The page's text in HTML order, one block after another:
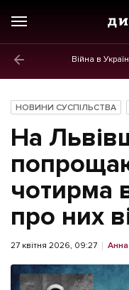
Війна в
Новини
Політика
Економіка
Бізнес
Життя
Культура
Афіша
НОВИНИ СУСПІЛЬСТВА
На
чотирма
про них
27 квітня 2026, 09:27 Анна